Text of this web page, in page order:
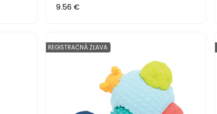
9.56 €
REGISTRAČNÁ ZĽAVA